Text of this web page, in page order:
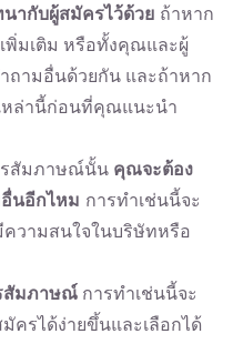
นากับผู้สมัครไว้ด้วย ถ้าหาก
มเติม หรือทั้งคุณและผู้
ถามอื่นด้วยกัน และถ้าหาก
หล่านี้ก่อนที่คุณแนะนำ
สัมภาษณ์นั้น คุณจะต้อง
นอีกไหม การทำเช่นนี้จะ
วามสนใจในบริษัทหรือ
สัมภาษณ์ การทำเช่นนี้จะ
ครได้ง่ายขึ้นและเลือกได้